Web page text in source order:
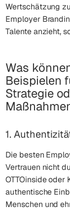
Wertschätzung
Employer
Talente anzieht,
Was
Beispielen
Strategie
1.
Die besten
Vertrauen nicht
OTTOinside oder
authentische
Menschen und